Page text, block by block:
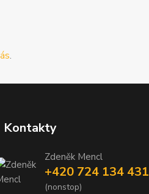
.
Kontakty
Zdeněk Mencl
+420 724 134 431
(nonstop)